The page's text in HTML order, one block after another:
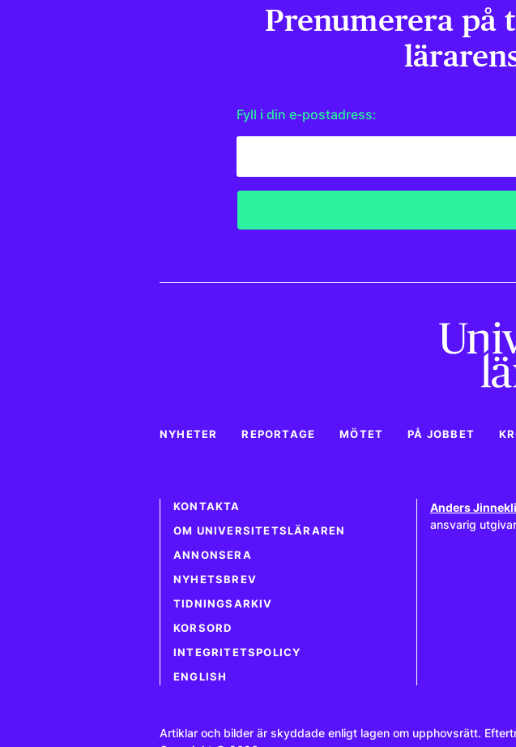
Prenumerera på
Fyll i din e-postadress:
NYHETER REPORTAGE MÖTET PÅ JOBBET
KONTAKTA
OM UNIVERSITETSLÄRAREN
ANNONSERA
NYHETSBREV
TIDNINGSARKIV
KORSORD
INTEGRITETSPOLICY
ENGLISH
Anders
ansvarig
Artiklar och bilder är skyddade enligt lagen om upphovsrätt.